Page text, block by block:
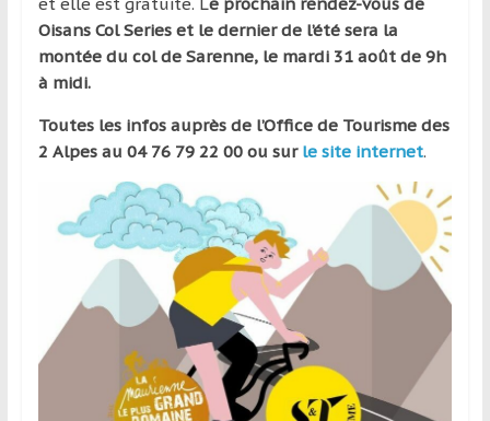
Oisans Col Series et le dernier de l’été sera la
montée du col de Sarenne, le mardi 31 août de 9h
à midi.
Toutes les infos auprès de l’Office de Tourisme des
2 Alpes au 04 76 79 22 00 ou sur le site internet.